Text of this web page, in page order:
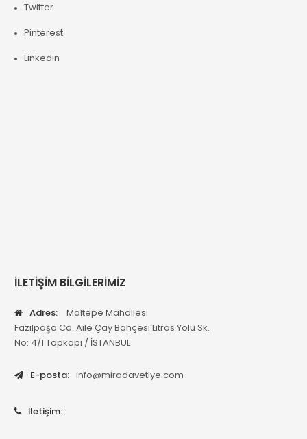
Twitter
Pinterest
Linkedin
İLETİŞİM BİLGİLERİMİZ
Adres:
Maltepe Mahallesi
Fazılpaşa Cd. Aile Çay Bahçesi Litros Yolu Sk.
No: 4/1 Topkapı / İSTANBUL
E-posta: info@miradavetiye.com
İletişim: